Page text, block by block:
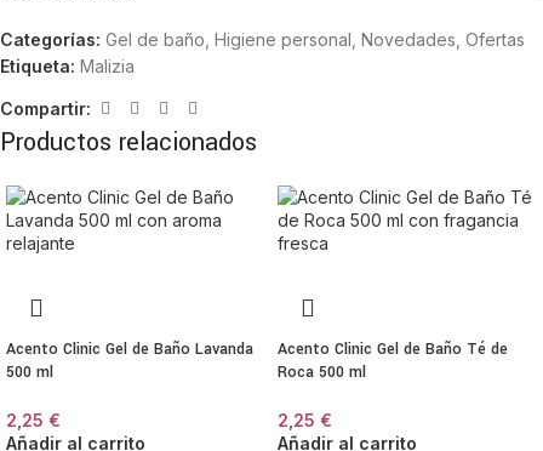
Categorías: Gel de baño Higiene personal Novedades Ofertas
Etiqueta: Malizia
Compartir:
Productos relacionados
Acento Clinic Gel de Baño Lavanda
500 ml
2,25 €
Añadir al carrito
Acento Clinic Gel de Baño Té de
Roca 500 ml
2,25 €
Añadir al carrito